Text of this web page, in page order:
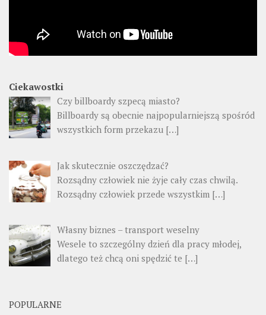
Ciekawostki
Czy billboardy szpecą miasto?
Billboardy są obecnie najpopularniejszą spośród
wszystkich form przekazu […]
Jak skutecznie oszczędzać?
Rozsądny człowiek nie żyje cały czas chwilą.
Rozsądny człowiek przede wszystkim […]
Własny biznes – transport weselny
Wesele to szczególny dzień dla pracy młodej,
dlatego też chcą oni spędzić te […]
POPULARNE